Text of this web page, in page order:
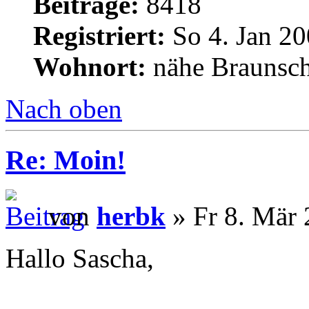
Registriert: So 4. Jan
Wohnort: nähe
Nach oben
Re: Moin!
von herbk » Fr 8. Mär
Hallo Sascha,